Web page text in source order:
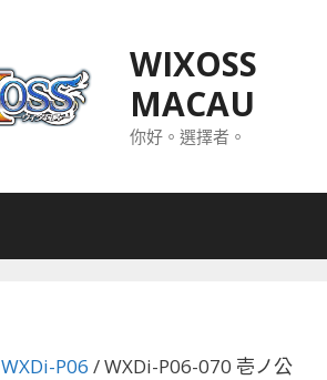
WIXOSS
MACAU
你好。選擇者。
WXDi-P06 / WXDi-P06-070 壱ノ公